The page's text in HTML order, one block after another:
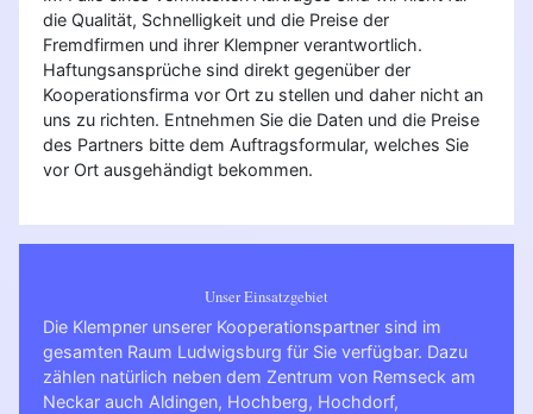
die Qualität, Schnelligkeit und die Preise der
Fremdfirmen und ihrer Klempner verantwortlich.
Haftungsansprüche sind direkt gegenüber der
Kooperationsfirma vor Ort zu stellen und daher nicht an
uns zu richten. Entnehmen Sie die Daten und die Preise
des Partners bitte dem Auftragsformular, welches Sie
vor Ort ausgehändigt bekommen.
Unser Einsatzgebiet
Die Klempner unserer Kooperationspartner sind im
gesamten Raum Ludwigsburg für Sie verfügbar. Dazu
zählen natürlich neben dem Zentrum von Remseck am
Neckar auch Aldingen, Hochberg, Hochdorf,